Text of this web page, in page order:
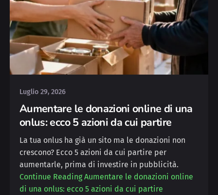
Posted by
Michele
Luglio 29, 2026
Aumentare le donazioni online di una
onlus: ecco 5 azioni da cui partire
La tua onlus ha già un sito ma le donazioni non
crescono? Ecco 5 azioni da cui partire per
aumentarle, prima di investire in pubblicità.
Continue ReadingAumentare le donazioni online
di una onlus: ecco 5 azioni da cui partire